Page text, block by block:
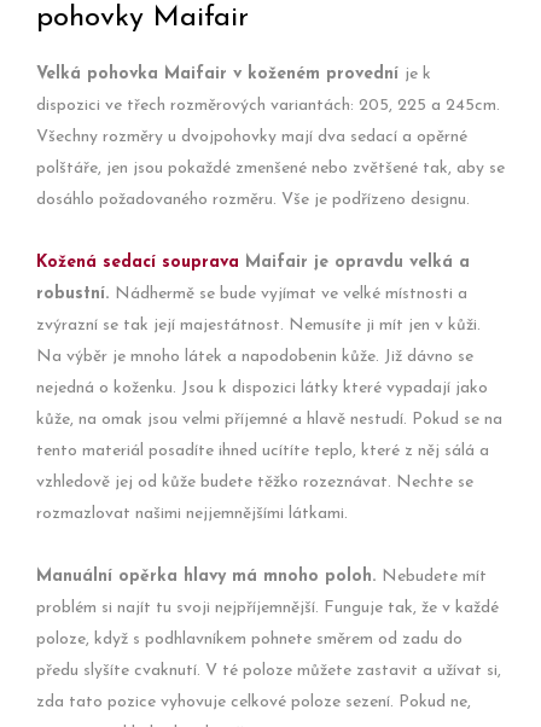
polštáři a
polohováním.
pohovky Maifair
Velká pohovka Maifair v koženém provední je k
dispozici ve třech rozměrových variantách: 205, 225 a 245cm.
Všechny rozměry u dvojpohovky mají dva sedací a opěrné
polštáře, jen jsou pokaždé zmenšené nebo zvětšené tak, aby se
dosáhlo požadovaného rozměru. Vše je podřízeno designu.
Kožená sedací souprava Maifair je opravdu velká a
robustní. Nádhermě se bude vyjímat ve velké místnosti a
zvýrazní se tak její majestátnost. Nemusíte ji mít jen v kůži.
Na výběr je mnoho látek a napodobenin kůže. Již dávno se
nejedná o koženku. Jsou k dispozici látky které vypadají jako
kůže, na omak jsou velmi příjemné a hlavě nestudí. Pokud se na
tento materiál posadíte ihned ucítíte teplo, které z něj sálá a
vzhledově jej od kůže budete těžko rozeznávat. Nechte se
rozmazlovat našimi nejjemnějšími látkami.
Manuální opěrka hlavy má mnoho poloh. Nebudete mít
problém si najít tu svoji nejpříjemnější. Funguje tak, že v každé
poloze, když s podhlavníkem pohnete směrem od zadu do
předu slyšíte cvaknutí. V té poloze můžete zastavit a užívat si,
zda tato pozice vyhovuje celkové poloze sezení. Pokud ne,